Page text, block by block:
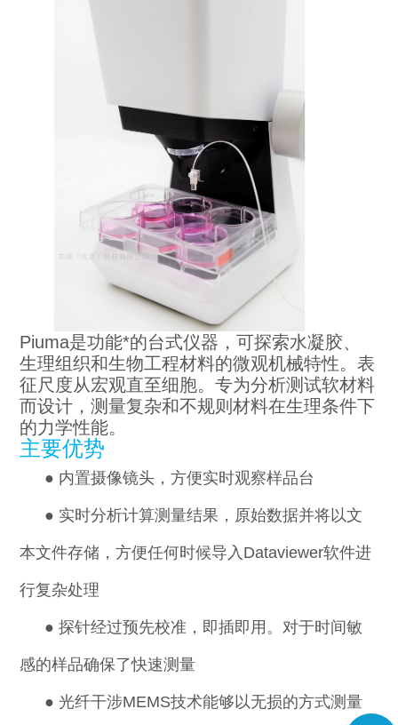
Piuma是功能*的台式仪器，可探索水凝胶、
生理组织和生物工程材料的微观机械特性。表
征尺度从宏观直至细胞。专为分析测试软材料
而设计，测量复杂和不规则材料在生理条件下
的力学性能。
主要优势
● 内置摄像镜头，方便实时观察样品台
● 实时分析计算测量结果 ，原始数据并将以文
本文件存储，方便任何时候导入Dataviewer软件进
行复杂处理
●探针经过预先校准，即插即用。对于时间敏
感的样品确保了快速测量
●光纤干涉MEMS技术能够以无损的方式测量